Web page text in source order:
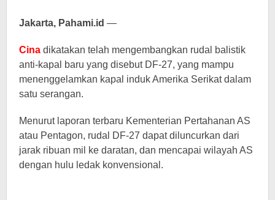
Jakarta, Pahami.id —
Cina dikatakan telah mengembangkan rudal balistik
anti-kapal baru yang disebut DF-27, yang mampu
menenggelamkan kapal induk Amerika Serikat dalam
satu serangan.
Menurut laporan terbaru Kementerian Pertahanan AS
atau Pentagon, rudal DF-27 dapat diluncurkan dari
jarak ribuan mil ke daratan, dan mencapai wilayah AS
dengan hulu ledak konvensional.